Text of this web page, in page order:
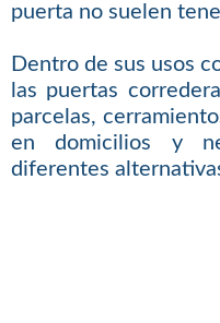
puerta no suelen
Dentro de sus usos
las puertas
parcelas,
en domicilios y
diferentes